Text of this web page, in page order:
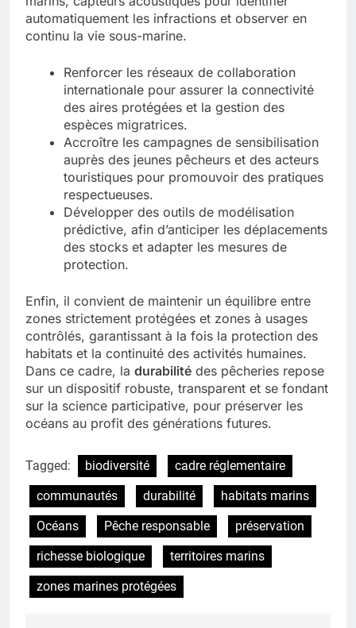
automatiquement les infractions et observer en
continu la vie sous-marine.
Renforcer les réseaux de collaboration
internationale pour assurer la connectivité
des aires protégées et la gestion des
espèces migratrices.
Accroître les campagnes de sensibilisation
auprès des jeunes pêcheurs et des acteurs
touristiques pour promouvoir des pratiques
respectueuses.
Développer des outils de modélisation
prédictive, afin d’anticiper les déplacements
des stocks et adapter les mesures de
protection.
Enfin, il convient de maintenir un équilibre entre
zones strictement protégées et zones à usages
contrôlés, garantissant à la fois la protection des
habitats et la continuité des activités humaines.
Dans ce cadre, la durabilité des pêcheries repose
sur un dispositif robuste, transparent et se fondant
sur la science participative, pour préserver les
océans au profit des générations futures.
Tagged: biodiversité
cadre réglementaire
communautés
durabilité
habitats marins
Océans
Pêche responsable
préservation
richesse biologique
territoires marins
zones marines protégées